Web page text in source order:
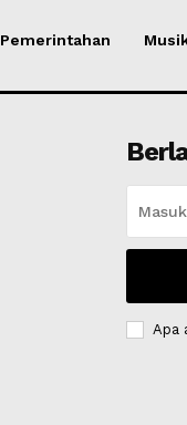
Pemerintahan
Apa